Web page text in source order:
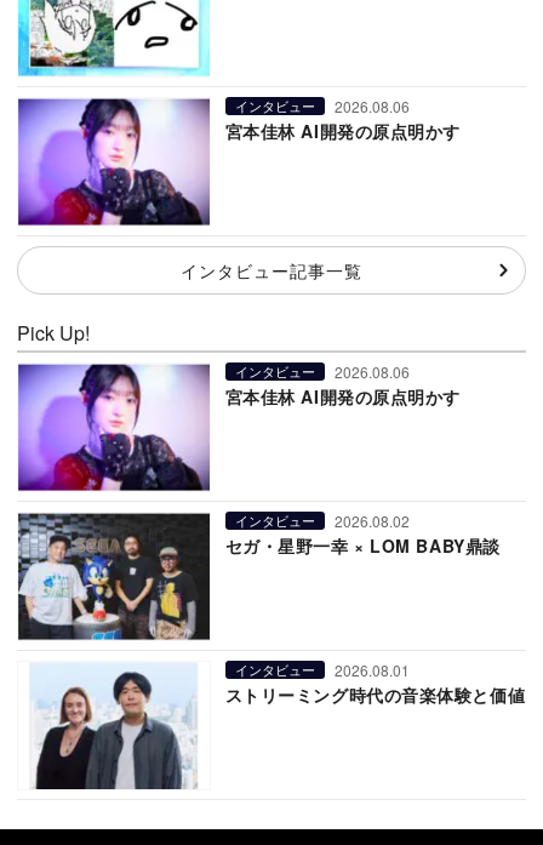
インタビュー 2026.08.06
宮本佳林 AI開発の原点明かす
インタビュー記事一覧
Pick Up!
インタビュー 2026.08.06
宮本佳林 AI開発の原点明かす
インタビュー 2026.08.02
セガ・星野一幸 × LOM BABY鼎談
インタビュー 2026.08.01
ストリーミング時代の音楽体験と価値